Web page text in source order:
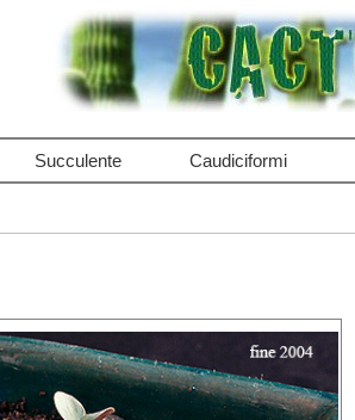
Succulente Caudiciformi